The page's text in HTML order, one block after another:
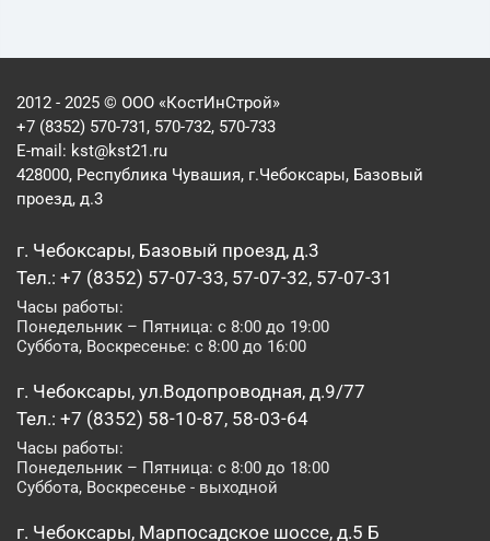
2012 - 2025 © ООО «КостИнСтрой»
+7 (8352) 570-731, 570-732, 570-733
E-mail: kst@kst21.ru
428000, Республика Чувашия, г.Чебоксары, Базовый
проезд, д.3
г. Чебоксары, Базовый проезд, д.3
Тел.: +7 (8352) 57-07-33, 57-07-32, 57-07-31
Часы работы:
Понедельник – Пятница: с 8:00 до 19:00
Суббота, Воскресенье: с 8:00 до 16:00
г. Чебоксары, ул.Водопроводная, д.9/77
Тел.: +7 (8352) 58-10-87, 58-03-64
Часы работы:
Понедельник – Пятница: с 8:00 до 18:00
Суббота, Воскресенье - выходной
г. Чебоксары, Марпосадское шоссе, д.5 Б